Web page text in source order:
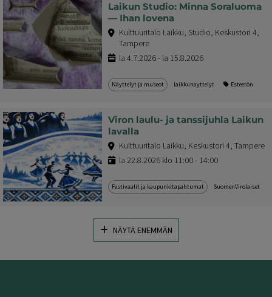
Laikun Studio: Minna Soraluoma
— Ihan lovena
Kulttuuritalo Laikku, Studio, Keskustori 4,
Tampere
la 4.7.2026 - la 15.8.2026
Näyttelyt ja museot laikkunayttelyt Esteetön
Viron laulu- ja tanssijuhla Laikun
lavalla
Kulttuuritalo Laikku, Keskustori 4, Tampere
la 22.8.2026 klo 11:00 - 14:00
Festivaalit ja kaupunkitapahtumat SuomenVirolaiset
NÄYTÄ ENEMMÄN